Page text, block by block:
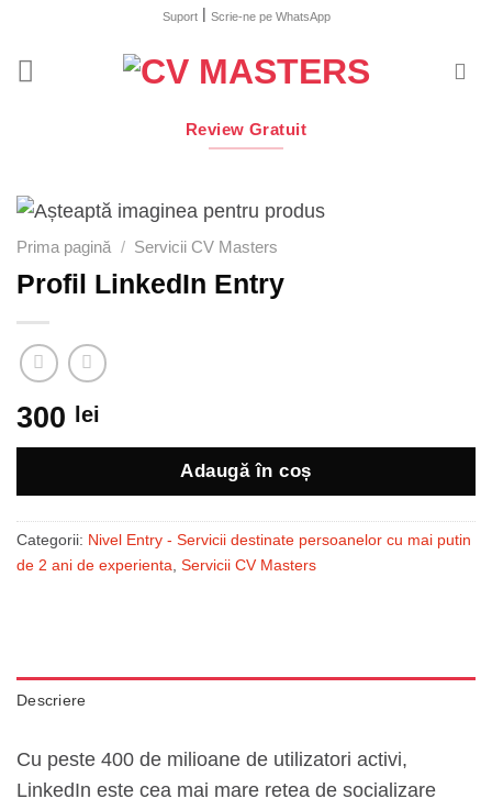
content
Suport| Scrie-ne pe WhatsApp
Review Gratuit
Prima pagină / Servicii CV Masters
Profil LinkedIn Entry
300 lei
Adaugă în coș
Categorii: Nivel Entry - Servicii destinate persoanelor cu mai putin
de 2 ani de experienta Servicii CV Masters
Descriere
Cu peste 400 de milioane de utilizatori activi,
LinkedIn este cea mai mare retea de socializare